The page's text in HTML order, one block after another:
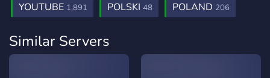
YOUTUBE 1,891 POLSKI 48 POLAND 206
Similar Servers